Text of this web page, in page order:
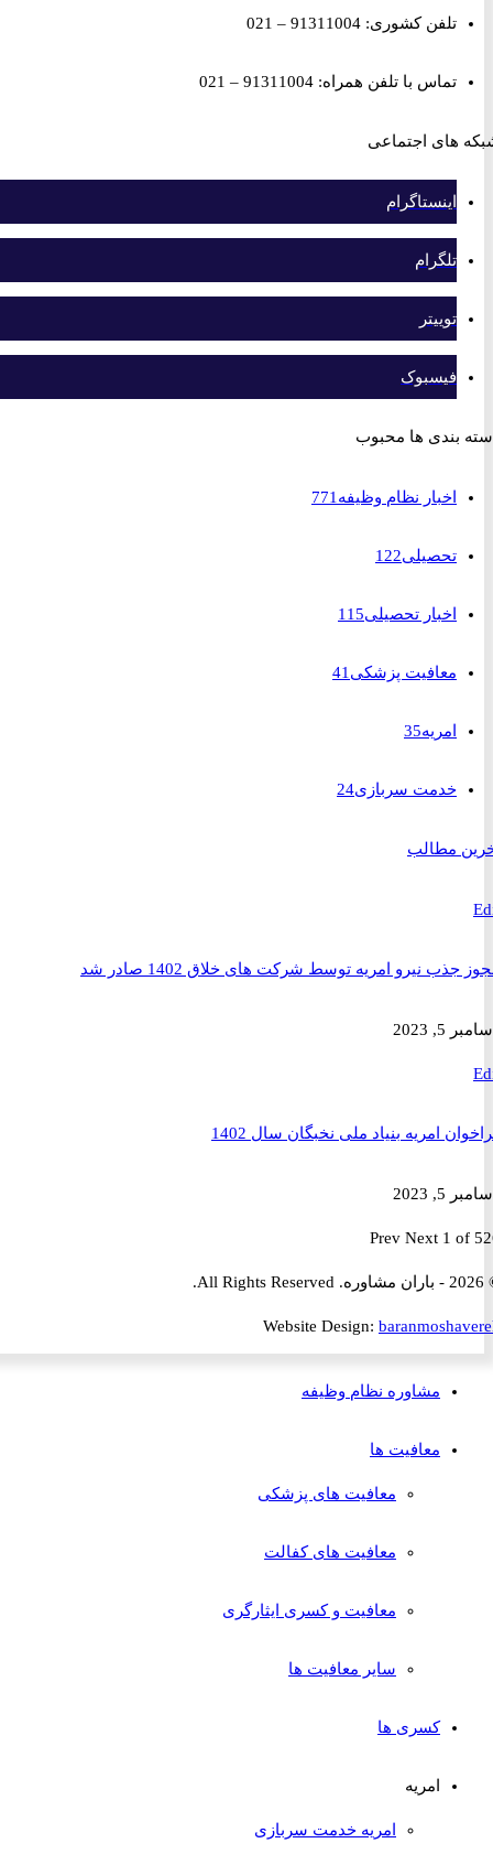
تلفن کشوری: 91311004 – 021
تماس با تلفن همراه: 91311004 – 021
اجتماعی
اینستاگرام
تلگرام
توییتر
فیسبوک
ها محبوب
اخبار نظام وظیفه771
تحصیلی122
اخبار تحصیلی115
معافیت پزشکی41
امریه 35
خدمت سربازی 24
مطالب
نیرو امریه توسط شرکت های خلاق 1402 صادر شد
امریه بنیاد ملی نخبگان سال 1402
PrevNext 1
Website Design:
مشاوره نظام وظیفه
معافیت ها
معافیت های پزشکی
معافیت های کفالت
معافیت و کسری ایثارگری
سایر معافیت ها
کسری ها
امریه
امریه خدمت سربازی